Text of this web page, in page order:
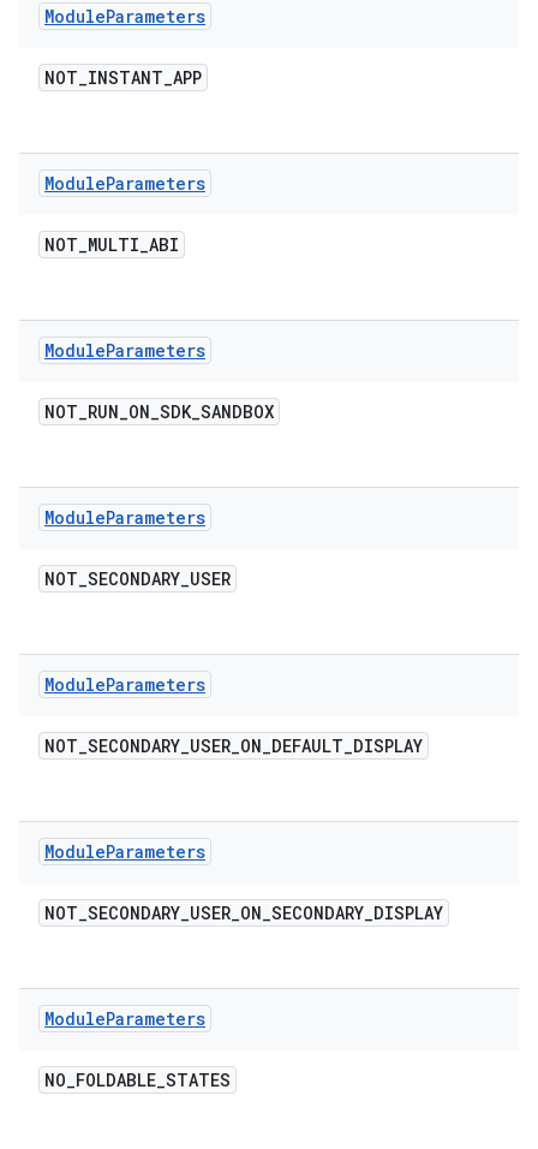
ModuleParameters
NOT_INSTANT_APP
ModuleParameters
NOT_MULTI_ABI
ModuleParameters
NOT_RUN_ON_SDK_SANDBOX
ModuleParameters
NOT_SECONDARY_USER
ModuleParameters
NOT_SECONDARY_USER_ON_DEFAULT_DISPLAY
ModuleParameters
NOT_SECONDARY_USER_ON_SECONDARY_DISPLAY
ModuleParameters
NO_FOLDABLE_STATES